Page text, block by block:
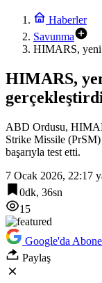
Haberler
Savunma
HIMARS, yeni
HIMARS,
ABD Ordusu,
Strike Missile (PrSM)
başarıyla test etti.
7 Ocak 2026, 22:17
0dk, 36sn
15
Google'da
Paylaş